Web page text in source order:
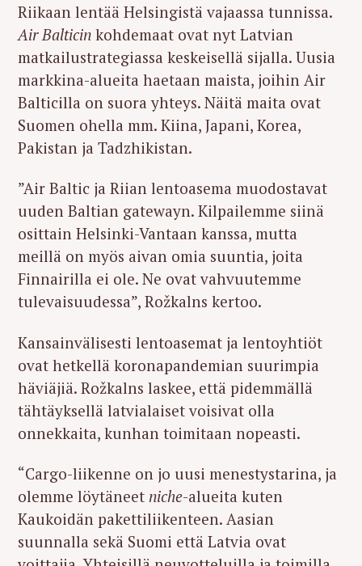
Riikaan lentää Helsingistä vajaassa tunnissa.
Air Balticin kohdemaat ovat nyt Latvian
matkailustrategiassa keskeisellä sijalla. Uusia
markkina-alueita haetaan maista, joihin Air
Balticilla on suora yhteys. Näitä maita ovat
Suomen ohella mm. Kiina, Japani, Korea,
Pakistan ja Tadzhikistan.
”Air Baltic ja Riian lentoasema muodostavat
uuden Baltian gatewayn. Kilpailemme siinä
osittain Helsinki-Vantaan kanssa, mutta
meillä on myös aivan omia suuntia, joita
Finnairilla ei ole. Ne ovat vahvuutemme
tulevaisuudessa”, Rožkalns kertoo.
Kansainvälisesti lentoasemat ja lentoyhtiöt
ovat hetkellä koronapandemian suurimpia
häviäjiä. Rožkalns laskee, että pidemmällä
tähtäyksellä latvialaiset voisivat olla
onnekkaita, kunhan toimitaan nopeasti.
“Cargo-liikenne on jo uusi menestystarina, ja
olemme löytäneet niche-alueita kuten
Kaukoidän pakettiliikenteen. Aasian
suunnalla sekä Suomi että Latvia ovat